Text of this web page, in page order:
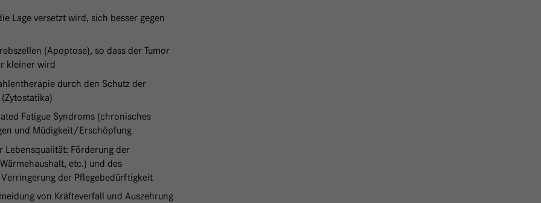
Lage versetzt wird, sich besser gegen
(Apoptose), so dass der Tumor
kleiner wird
durch den Schutz der
Fatigue Syndroms (chronisches
und Müdigkeit/Erschöpfung
Lebensqualität: Förderung der
etc.) und des
der Pflegebedürftigkeit
von Kräfteverfall und Auszehrung